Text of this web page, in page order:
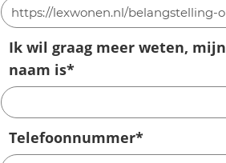
Ik wil graag meer weten, mijn
naam is*
Telefoonnummer*